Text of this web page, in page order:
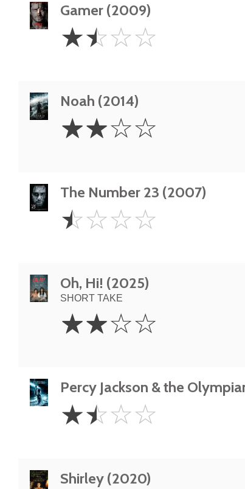
Gamer (2009)
1.5
Stars
☆☆☆☆
Noah (2014)
Stars
☆☆☆☆
The Number 23 (2007)
0.5
Star
☆☆☆☆
Oh, Hi! (2025)
SHORT TAKE
Stars
☆☆☆☆
Percy Jackson & the
1.5
Stars
☆☆☆☆
Shirley (2020)